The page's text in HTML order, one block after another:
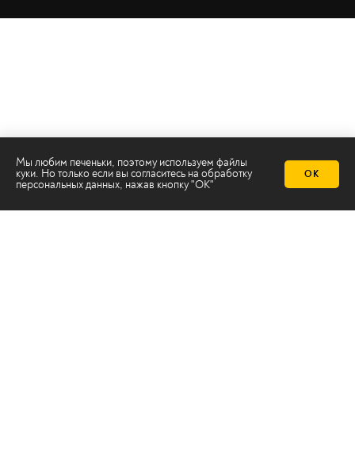
Мы любим печеньки, поэтому используем файлы
куки. Но только если вы согласитесь на обработку
персональных данных, нажав кнопку "ОК"
ОК